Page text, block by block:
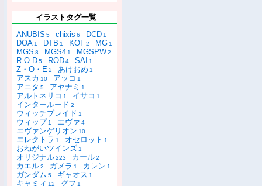
イラストタグ一覧
ANUBIS 5 chixis 6 DCD 1
DOA 1 DTB 1 KOF2 MG 1
MGS 8 MGS4 1 MGSPW2
R.O.D5 ROD4 SAI 1
Z・O・E2 あけおめ 1
アスカ 10 アッコ 1
アニタ 5 アヤナミ 1
アルトネリコ 1 イサコ 1
インタールード 2
ウィッチブレイド 1
ウィップ 1 エヴァ 4
エヴァンゲリオン 10
エレクトラ 1 オセロット 1
おねがいツインズ 1
オリジナル223 カール2
カエル2 ガメラ 1 カレン 1
ガンダム 5 ギャオス 1
キャミィ 12 グフ 1